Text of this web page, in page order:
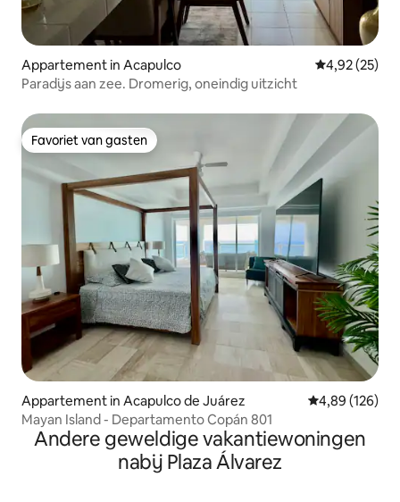
Appartement in Acapulco Gemiddelde
4,92 (25)
Paradijs aan zee. Dromerig, oneindig uitzicht
Favoriet van gasten
Favoriet van gasten
Appartement in Acapulco de Juárez Gemiddelde
4,89 (126)
Mayan Island - Departamento Copán 801
Andere geweldige vakantiewoningen
nabij Plaza Álvarez